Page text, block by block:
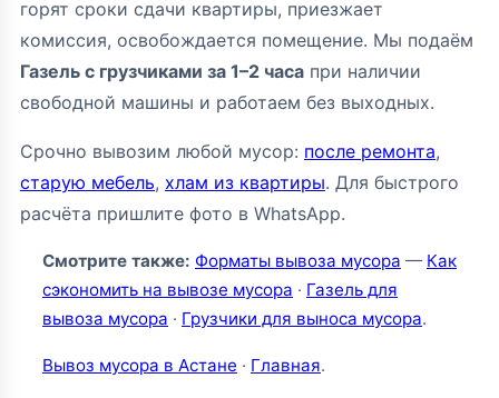
горят сроки сдачи квартиры, приезжает
комиссия, освобождается помещение. Мы подаём
Газель с грузчиками за 1–2 часа при наличии
свободной машины и работаем без выходных.
Срочно вывозим любой мусор: после ремонта,
старую мебель, хлам из квартиры. Для быстрого
расчёта пришлите фото в WhatsApp.
Смотрите также: Форматы вывоза мусора — Как
сэкономить на вывозе мусора · Газель для
вывоза мусора · Грузчики для выноса мусора.
Вывоз мусора в Астане · Главная.